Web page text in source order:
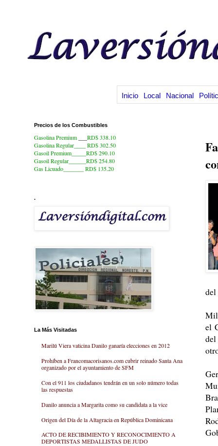
Inicio Local Nacional
el
del
Precios de los Combustibles
Gasolina Premium
RD$ 338.10
Gasolina Regular____ RD$ 302.50
Gasoil Premium_____RD$ 290.10
Gasoil Regular______RD$ 254.80
Gas Licuado_______
RD$ 135.20
.
La Más Visitadas
Marilú Viera vaticina Danilo ganaría elecciones en 2012
Prohíben a Francomacorisanos.com cubrir reinado Santa Ana
organizado por el ayuntamiento de SFM
Con el 911 los ciudadanos tendrán en un solo número todas
las respuestas
Danilo anuncia a Margarita como su candidata a la vice
Origen del Día de la Altagracia en República Dominicana
ACTO DE RECIBIMIENTO Y RECONOCIMIENTO A
DEPORTISTAS MEDALLISTAS DE JUDO